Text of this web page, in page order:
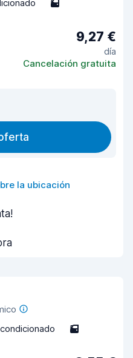
5
9,27 €
día
Cancelación gratuita
la ubicación
5